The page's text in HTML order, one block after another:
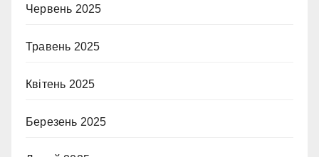
Червень 2025
Травень 2025
Квітень 2025
Березень 2025